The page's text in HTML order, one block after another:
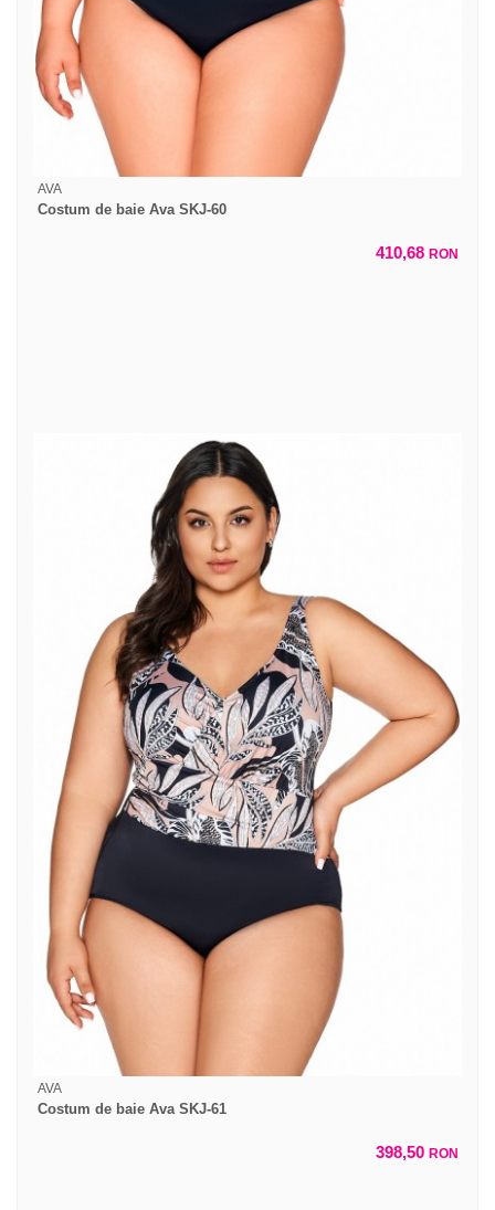
AVA
Costum de baie Ava SKJ-60
410,68 RON
AVA
Costum de baie Ava SKJ-61
398,50 RON